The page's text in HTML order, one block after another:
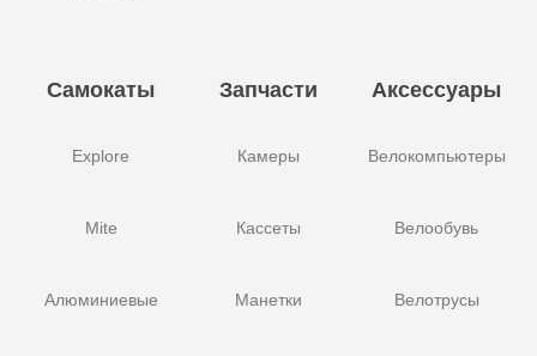
Самокаты
Explore
Mite
Алюминиевые
Запчасти
Камеры
Кассеты
Манетки
Аксессуары
Велокомпьютеры
Велообувь
Велотрусы